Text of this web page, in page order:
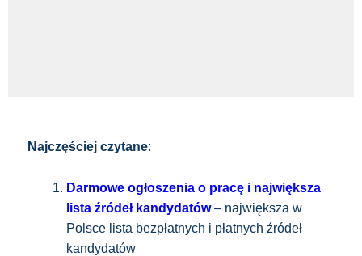
Najczęściej czytane:
Darmowe ogłoszenia o pracę i największa
lista źródeł kandydatów– największa w
Polsce lista bezpłatnych i płatnych źródeł
kandydatów